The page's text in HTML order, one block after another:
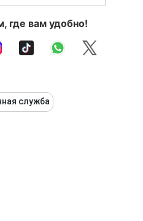
где вам удобно!
служба